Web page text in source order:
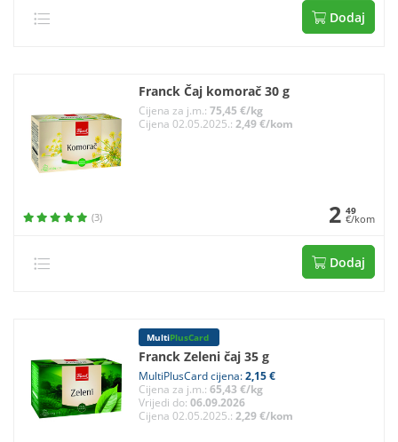
Dodaj
Franck Čaj komorač 30 g
Cijena za j.m.: 75,45 €/kg
Cijena 02.05.2025.: 2,49 €/kom
(3) 2 49
€/kom
Dodaj
MultiPlusCard
Franck Zeleni čaj 35 g
MultiPlusCard cijena:2,15 €
Cijena za j.m.: 65,43 €/kg
Vrijedi do: 06.09.2026
Cijena 02.05.2025.: 2,29 €/kom